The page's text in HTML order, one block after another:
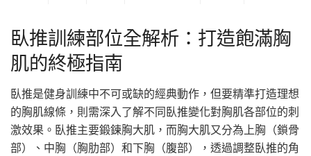
臥推訓練部位全解析：打造飽滿胸
肌的終極指南
臥推是健身訓練中不可或缺的經典動作，但要精準打造理想
的胸肌線條，則需深入了解不同臥推變化對胸肌各部位的刺
激效果。臥推主要鍛鍊胸大肌，而胸大肌又分為上胸（鎖骨
部）、中胸（胸肋部）和下胸（腹部），透過調整臥推的角